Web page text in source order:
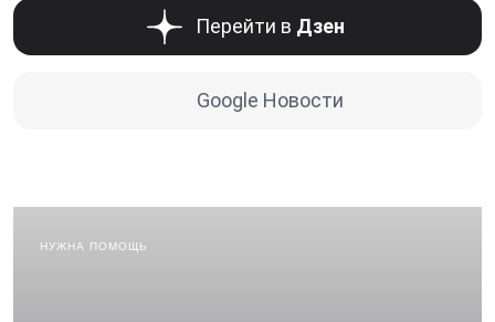
Перейти в Дзен
Google Новости
НУЖНА ПОМОЩЬ